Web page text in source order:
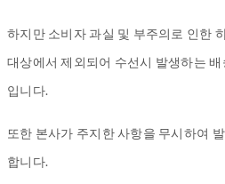
하지만 소비자 과실 및 부주의로 인한
대상에서 제외되어 수선시 발생하는
입니다.
또한 본사가 주지한 사항을 무시하여
합니다.